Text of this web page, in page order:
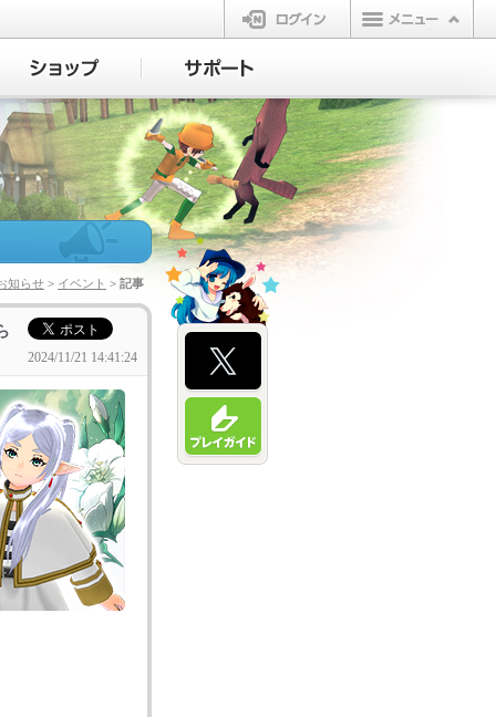
ログイン
知らせ > イベント > 記事
2024/11/21 14:41:24